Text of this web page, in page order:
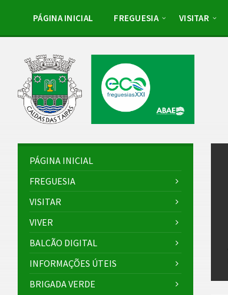
sidebar
sidebar
PÁGINA INICIAL FREGUESIA VISITAR
PÁGINA INICIAL
FREGUESIA
VISITAR
VIVER
BALCÃO DIGITAL
INFORMAÇÕES ÚTEIS
BRIGADA VERDE